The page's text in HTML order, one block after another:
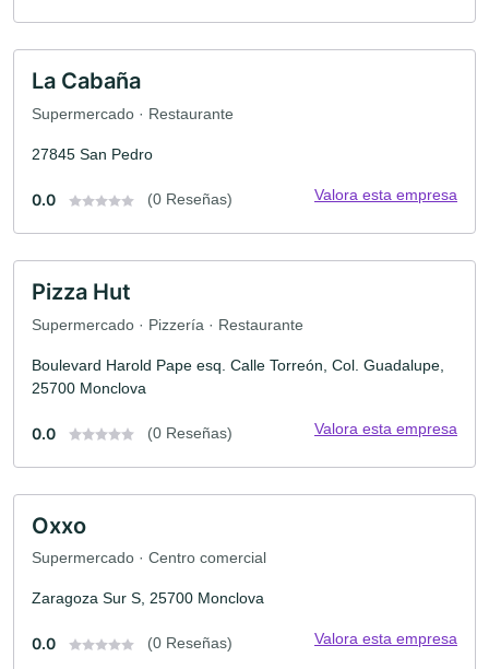
La Cabaña
Supermercado · Restaurante
27845 San Pedro
0.0 (0 Reseñas) Valora esta empresa
Pizza Hut
Supermercado · Pizzería · Restaurante
Boulevard Harold Pape esq. Calle Torreón, Col. Guadalupe,
25700 Monclova
0.0 (0 Reseñas) Valora esta empresa
Oxxo
Supermercado · Centro comercial
Zaragoza Sur S, 25700 Monclova
0.0 (0 Reseñas) Valora esta empresa